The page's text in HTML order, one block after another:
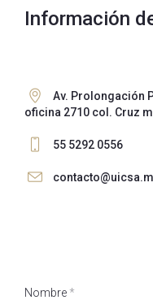
Información
Av. Prolongación
oficina 2710 col. Cruz
55 5292 0556
Nombre *